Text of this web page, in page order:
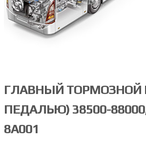
ГЛАВНЫЙ ТОРМОЗНОЙ
ПЕДАЛЬЮ) 38500-
8A001